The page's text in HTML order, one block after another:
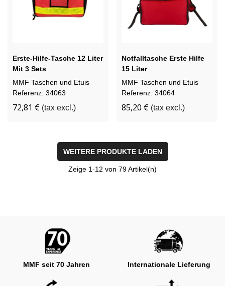
Erste-Hilfe-Tasche 12 Liter
Mit 3 Sets
MMF Taschen und Etuis
Referenz: 34063
72,81 € (tax excl.)
Notfalltasche Erste Hilfe
15 Liter
MMF Taschen und Etuis
Referenz: 34064
85,20 € (tax excl.)
WEITERE PRODUKTE LADEN
Zeige 1-12 von 79 Artikel(n)
MMF seit 70 Jahren Internationale Lieferung